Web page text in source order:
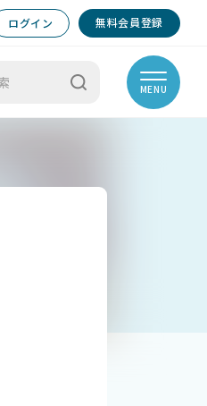
ログイン 無料会員登録
MENU